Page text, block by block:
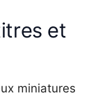
et
miniatures